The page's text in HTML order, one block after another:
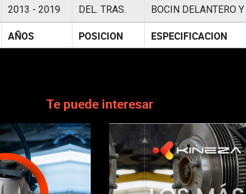
2013 - 2019 DEL. TRAS. BOCIN DELANTERO
AÑOS POSICION ESPECIFICACION
Te puede interesar